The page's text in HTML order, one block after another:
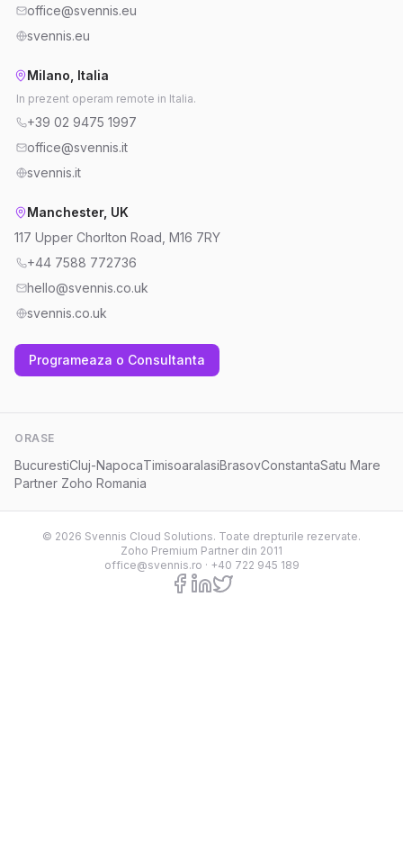
office@svennis.eu
svennis.eu
Milano, Italia
In prezent operam remote in Italia.
+39 02 9475 1997
office@svennis.it
svennis.it
Manchester, UK
117 Upper Chorlton Road, M16 7RY
+44 7588 772736
hello@svennis.co.uk
svennis.co.uk
Programeaza o Consultanta
ORASE
BucurestiCluj-NapocaTimisoaraIasiBrasovConstantaSatu Mare
Partner Zoho Romania
© 2026 Svennis Cloud Solutions. Toate drepturile rezervate.
Zoho Premium Partner din 2011
office@svennis.ro · +40 722 945 189